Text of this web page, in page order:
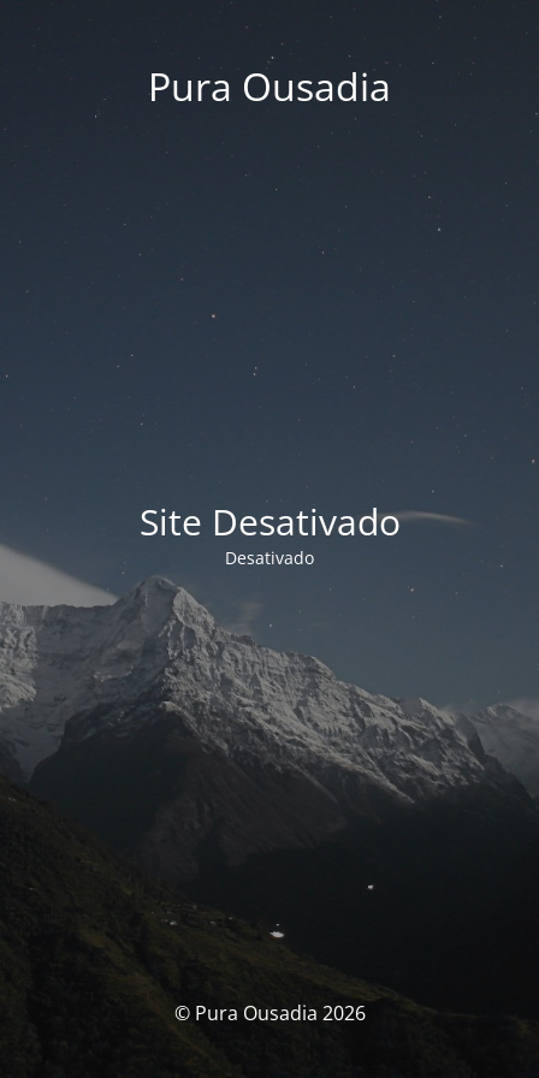
Pura Ousadia
Site Desativado
Desativado
© Pura Ousadia 2026